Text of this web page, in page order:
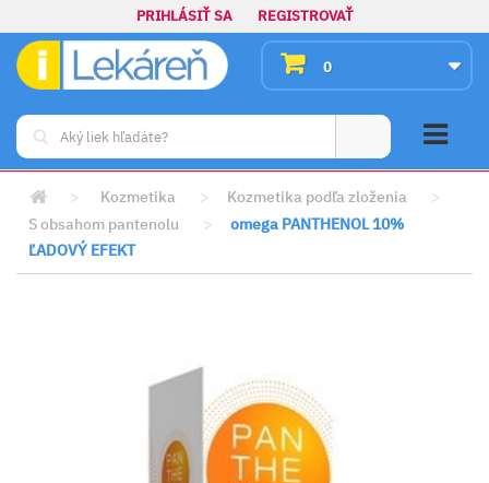
PRIHLÁSIŤ SA REGISTROVAŤ
0
> Kozmetika > Kozmetika podľa zloženia
>
S obsahom pantenolu
>
omega PANTHENOL 10%
ĽADOVÝ EFEKT